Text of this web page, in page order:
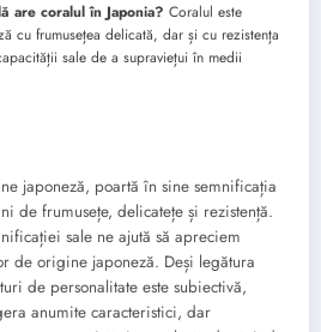
are coralul în Japonia? Coralul este
cu frumusețea delicată, dar și cu rezistența
sale de a supraviețui în medii
japoneză, poartă în sine semnificația
de frumusețe, delicatețe și rezistență.
sale ne ajută să apreciem
de origine japoneză. Deși legătura
de personalitate este subiectivă,
anumite caracteristici, dar